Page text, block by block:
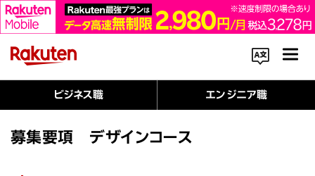
コーポレートサイト内を検索
ビジネス職 エンジニア職
募集要項 デザインコース